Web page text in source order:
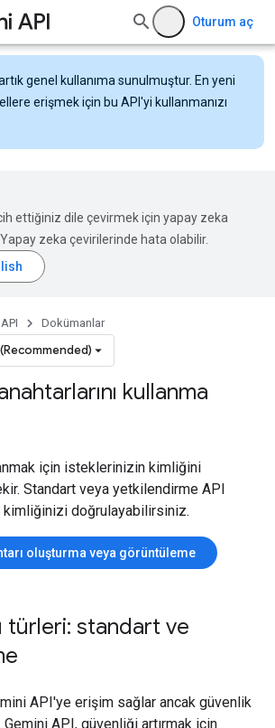
Oturum aç
genel kullanıma sunulmuştur. En yeni
erişmek için bu API'yi kullanmanızı
ettiğiniz dile çevirmek için yapay zeka
zeka çevirilerinde hata olabilir.
Dokümanlar
kullanma
için isteklerinizin kimliğini
Standart veya yetkilendirme API
kimliğinizi doğrulayabilirsiniz.
oluşturma veya görüntüleme
türleri: standart ve
API'ye erişim sağlar ancak güvenlik
Gemini API, güvenliği artırmak için